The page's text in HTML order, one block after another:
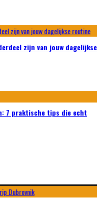
zijn van jouw dagelijkse
7 praktische tips die echt